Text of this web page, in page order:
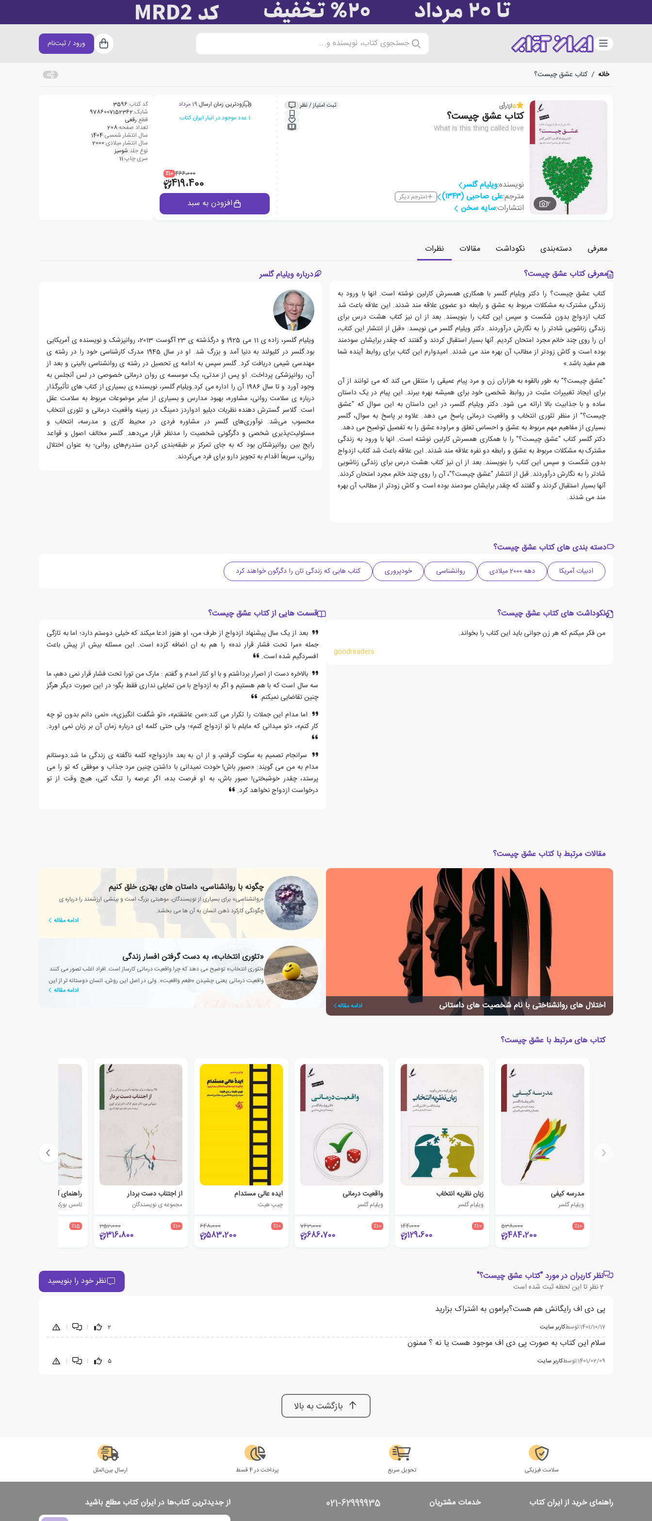
دسته‌بندی جستجوی کتاب، نویسنده و... سبد خرید
ورود / ثبت‌نام
خانه / کتاب عشق چیست؟
2
5از1رأی ثبت امتیاز / نظر
کتاب عشق چیست؟
What is this thing called love
نویسنده:ویلیام گلسر
مترجم:علی صاحبی (۱۳۴۳) 1مترجم دیگر
انتشارات:سایه سخن
زودترین زمان ارسال:19 مرداد
1 عدد موجود در انبار ایران کتاب
466،000 ٪10
419،400
افزودن به سبد
کد کتاب:3596
شابک:9786007152362
قطع:رقعی
تعداد صفحه:208
سال انتشار شمسی:1404
سال انتشار میلادی:2000
نوع جلد:شومیز
سری چاپ:11
معرفی دسته‌بندی نکوداشت مقالات
نظرات
معرفی کتاب عشق چیست؟
کتاب عشق چیست؟ را دکتر ویلیام گلسر با همکاری همسرش کارلین نوشته است. انها با ورود به
زندگی مشترک به مشکلات مربوط به عشق و رابطه دو عضوی علاقه مند شدند. این علاقه باعث شد
کتاب ازدواج بدون شکست و سپس این کتاب را بنویسند. بعد از ان نیز کتاب هشت درس برای
زندگی زناشویی شادتر را به نگارش درآوردند. دکتر ویلیام گلسر می نویسد: «قبل از انتشار این کتاب،
ان را روی چند خانم مجرد امتحان کردیم. آنها بسیار استقبال کردند و گفتند که چقدر برایشان سودمند
بوده است و کاش زودتر از مطالب آن بهره مند می شدند. امیدوارم این کتاب برای روابط آینده شما
هم مفید باشد.»
"عشق چیست؟" به طور بالقوه به هزاران زن و مرد پیام عمیقی را منتقل می کند که می توانند از آن
برای ایجاد تغییرات مثبت در روابط شخصی خود برای همیشه بهره ببرند. این پیام در یک داستان
ساده و با جذابیت بالا ارائه می شود. دکتر ویلیام گلسر، در این داستان به این سوال که "عشق
چیست؟" از منظر تئوری انتخاب و واقعیت درمانی پاسخ می دهد. علاوه بر پاسخ به سوال، گلسر
بسیاری از مفاهیم مهم مربوط به عشق و احساس تعلق و مراوده عشق را به تفصیل توضیح می دهد.
دکتر گلسر کتاب "عشق چیست؟" را با همکاری همسرش کارلین نوشته است. انها با ورود به زندگی
مشترک به مشکلات مربوط به عشق و رابطه دو نفره علاقه مند شدند. این علاقه باعث شد کتاب ازدواج
بدون شکست و سپس این کتاب را بنویسند. بعد از ان نیز کتاب هشت درس برای زندگی زناشویی
شادتر را به نگارش درآوردند. قبل از انتشار "عشق چیست؟"، آن را روی چند خانم مجرد امتحان کردند.
آنها بسیار استقبال کردند و گفتند که چقدر برایشان سودمند بوده است و کاش زودتر از مطالب آن بهره
مند می شدند.
درباره ویلیام گلسر
ویلیام گلسر، زاده ی 11 می 1925 و درگذشته ی 23 آگوست 2013، روانپزشک و نویسنده ی آمریکایی
بود.گلسر در کلیولند به دنیا آمد و بزرگ شد. او در سال 1945 مدرک کارشناسی خود را در رشته ی
مهندسی شیمی دریافت کرد. گلسر سپس به ادامه ی تحصیل در رشته ی روانشناسی بالینی و بعد از
آن، روانپزشکی پرداخت. او پس از مدتی، یک موسسه ی روان درمانی خصوصی در لس آنجلس به
وجود آورد و تا سال 1986 آن را اداره می کرد.ویلیام گلسر، نویسنده ی بسیاری از کتاب های تأثیرگذار
درباره ی سلامت روانی، مشاوره، بهبود مدارس و بسیاری از سایر موضوعات مربوط به سلامت عقل
است. گلاسر گسترش دهنده نظریات دبلیو ادواردز دمینگ در زمینه واقعیت درمانی و تئوری انتخاب
محسوب می‌شد. نوآوری‌های گلسر در مشاوره فردی در محیط کاری و مدرسه، انتخاب و
مسئولیت‌پذیری شخصی و دگرگونی شخصیت را مدنظر قرار می‌دهد. گلسر مخالف اصول و قواعد
رایج بین روانپزشکان بود که به جای تمرکز بر طبقه‌بندی کردن سندرم‌های روانی؛ به عنوان اختلال
روانی، سریعاً اقدام به تجویز دارو برای فرد می‌کردند.
دسته بندی های کتاب عشق چیست؟
ادبیات آمریکا دهه 2000 میلادی روانشناسی خودپروری کتاب هایی که زندگی تان را دگرگون خواهند کرد
نکوداشت های کتاب عشق چیست؟
من فکر میکنم که هر زن جوانی باید این کتاب را بخواند.
goodreaders
قسمت هایی از کتاب عشق چیست؟
بعد از یک سال پیشنهاد ازدواج از طرف من، او هنوز ادعا میکند که خیلی دوستم دارد؛ اما به تازگی
جمله «مرا تحت فشار قرار نده» را هم به ان اضافه کزده است. این مسئله بیش از پیش باعث
افسردگیم شده است.
بالاخره دست از اصرار برداشتم و با او کنار امدم و گفتم : مارک من تورا تحت فشار قرار نمی دهم، ما
سه سال است که با هم هستیم و اگر به ازدواج با من تمایلی نداری فقط بگو؛ در این صورت دیگر هرگز
چنین تقاضایی نمیکنم.
اما مدام این جملات را تکرار می کند:«من عاشقتم»، «تو شگفت انگیزی»، «نمی دانم بدون تو چه
کار کنم»، «تو میدانی که مایلم با تو ازدواج کنم»؛ ولی حتی کلمه ای درباره زمان آن بر زبان نمی اورد.
سرانجام تصمیم به سکوت گرفتم، و از ان به بعد «ازدواج» کلمه ناگفته ی زندگی ما شد.دوستانم
مدام به من می گویند: «صبور باش! خودت نمیدانی با داشتن چنین مرد جذاب و موفقی که تو را می
پرستد، چقدر خوشبختی! صبور باش، به او فرصت بده، اگر عرصه را تنگ کنی، هیچ وقت از تو
درخواست ازدواج نخواهد کرد.
مقالات مرتبط با کتاب عشق چیست؟
اختلال های روانشناختی با نام شخصیت های داستانی ادامه مقاله
چگونه با روانشناسی، داستان های بهتری خلق کنیم
«روانشناسی» برای بسیاری از نویسندگان، موهبتی بزرگ است و بینشی ارزشمند را درباره ی
چگونگی کارکرد ذهن انسان به آن ها می بخشد.
ادامه مقاله
«تئوری انتخاب»، به دست گرفتن افسار زندگی
«تئوری انتخاب» توضیح می دهد که چرا واقعیت درمانی کارساز است. افراد اغلب تصور می کنند
واقعیت درمانی یعنی چشیدن «طعم واقعیت». ولی در اصل این روش، انسان دوستانه تر از این
ادامه مقاله
کتاب های مرتبط با عشق چیست؟
مدرسه کیفی
ویلیام گلسر
٪10 538،000
484،200
زبان نظریه انتخاب
ویلیام گلسر
٪10 144،000
129،600
واقعیت درمانی
ویلیام گلسر
٪10 763،000
686،700
ایده عالی مستدام
چیپ هیث
٪10 648،000
583،200
از اجتناب دست بردار
مجموعه ی نویسندگان
٪10 352،000
316،800
تامس بورکووک
٪15
نظر کاربران در مورد "کتاب عشق چیست؟"
2نظر تا این لحظه ثبت شده است نظر خود را بنویسید
پی دی اف رایگانش هم هست؟برامون به اشتراک بزارید
1401/10/17
|توسطکاربر سایت 2
|
|
سلام این کتاب به صورت پی دی اف موجود هست یا نه ؟ ممنون
1401/02/09
|توسطکاربر سایت 5
|
|
بازگشت به بالا
سلامت فیزیکی تحویل سریع پرداخت در 4 قسط ارسال بین‌الملل
راهنمای خرید از ایران کتاب خدمات مشتریان 021-62999935 از جدیدترین کتاب‌ها در ایران کتاب مطلع باشید